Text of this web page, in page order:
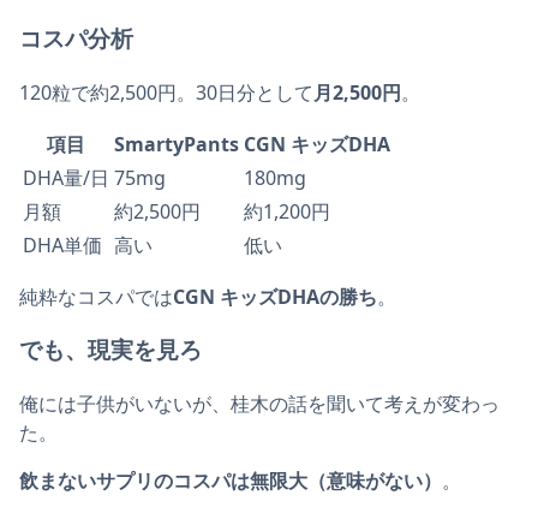
コスパ分析
120粒で約2,500円。30日分として月2,500円。
項目
SmartyPants CGN キッズDHA
DHA量/日 75mg
180mg
月額
約2,500円
約1,200円
DHA単価 高い
低い
純粋なコスパではCGN キッズDHAの勝ち。
でも、現実を見ろ
俺には子供がいないが、桂木の話を聞いて考えが変わっ
た。
飲まないサプリのコスパは無限大（意味がない） 。